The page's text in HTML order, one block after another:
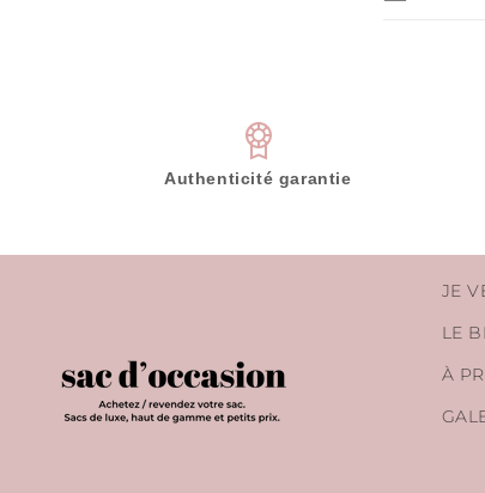
c
Authenticité garantie
JE
LE
À